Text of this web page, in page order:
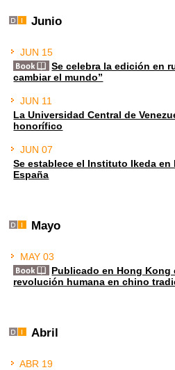
Junio
JUN 15
Se celebra la edición en
cambiar el mundo”
JUN 11
La Universidad Central de
honorífico
JUN 07
Se establece el Instituto Ikeda en
España
Mayo
MAY 03
Publicado en Hong Kong
revolución humana en chino
Abril
ABR 19